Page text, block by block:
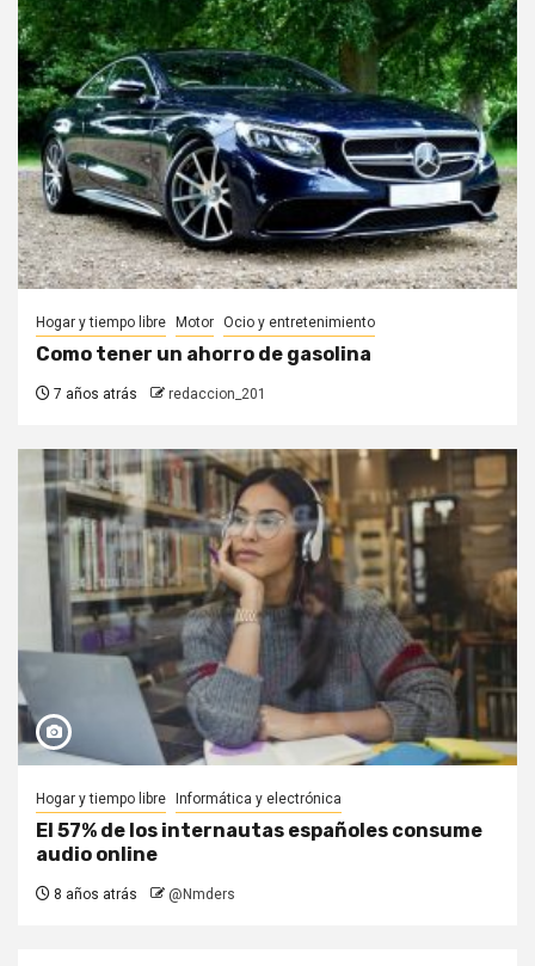
Hogar y tiempo libre Motor Ocio y entretenimiento
Como tener un ahorro de gasolina
7 años atrás redaccion_201
Hogar y tiempo libre Informática y electrónica
El 57% de los internautas españoles consume
audio online
8 años atrás @Nmders